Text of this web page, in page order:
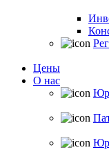
Цены
О нас